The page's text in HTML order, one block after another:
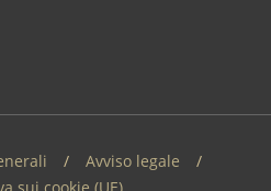
Avviso legale